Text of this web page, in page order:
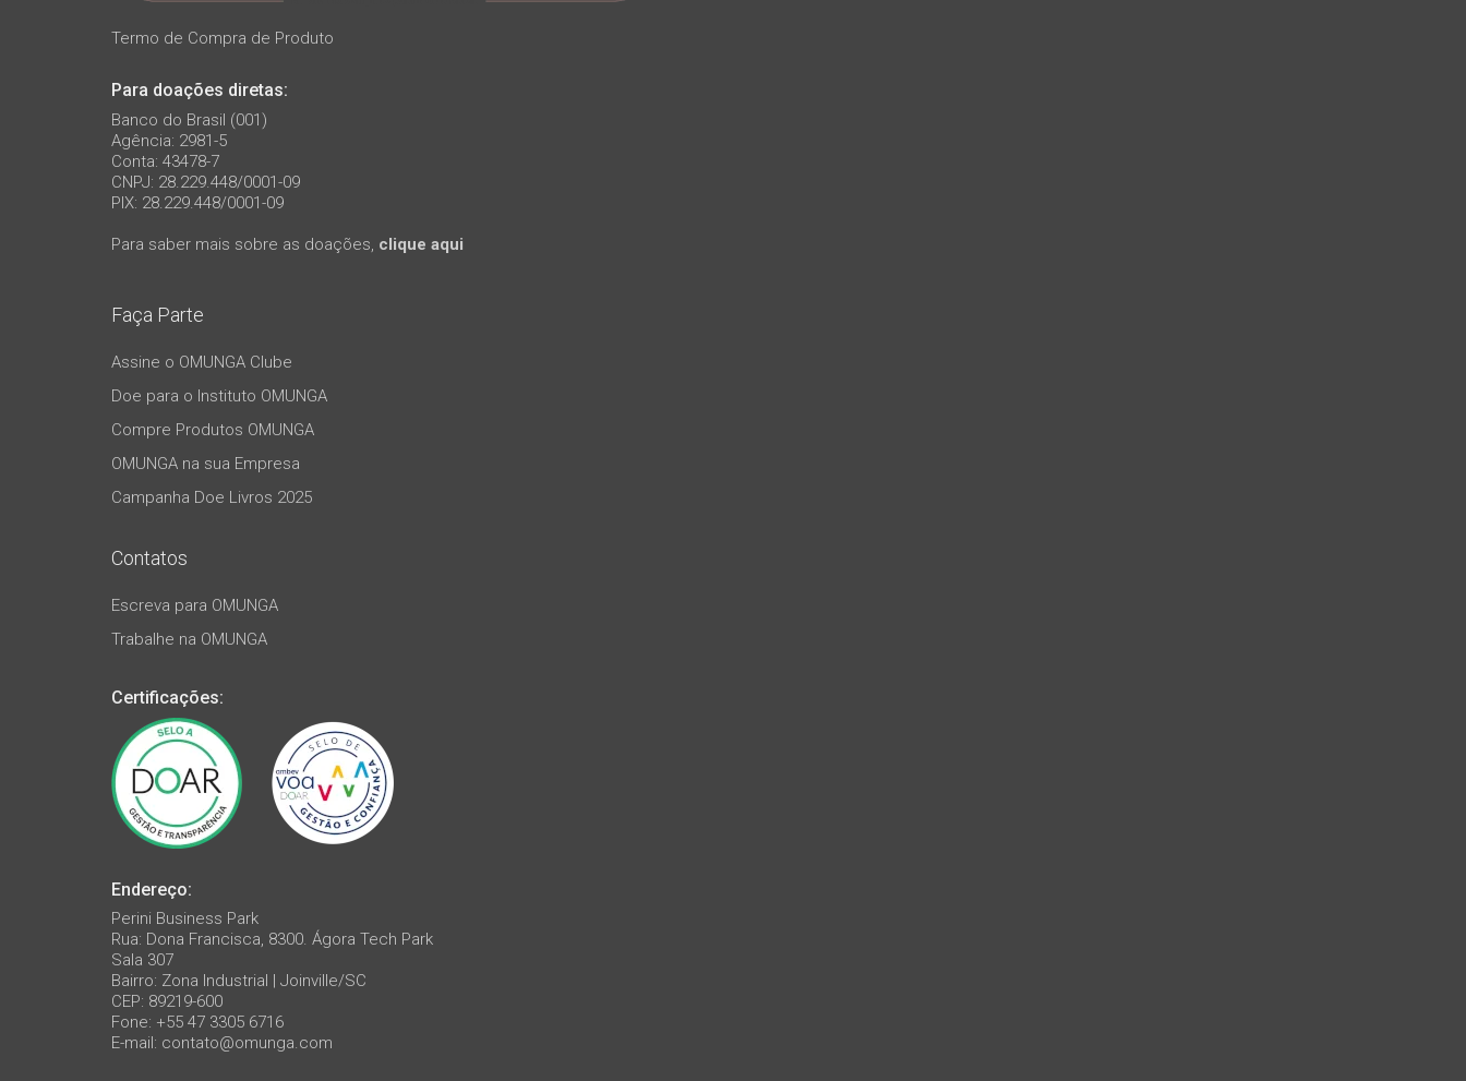
Termo de Compra de Produto
Para doações diretas:
Banco do Brasil (001)
Agência: 2981-5
Conta: 43478-7
CNPJ: 28.229.448/0001-09
PIX: 28.229.448/0001-09
Para saber mais sobre as doações, clique aqui
Faça Parte
Assine o OMUNGA Clube
Doe para o Instituto OMUNGA
Compre Produtos OMUNGA
OMUNGA na sua Empresa
Campanha Doe Livros 2025
Contatos
Escreva para OMUNGA
Trabalhe na OMUNGA
Certificações:
Endereço:
Perini Business Park
Rua: Dona Francisca, 8300. Ágora Tech Park
Sala 307
Bairro: Zona Industrial | Joinville/SC
CEP: 89219-600
Fone: +55 47 3305 6716
E-mail: contato@omunga.com